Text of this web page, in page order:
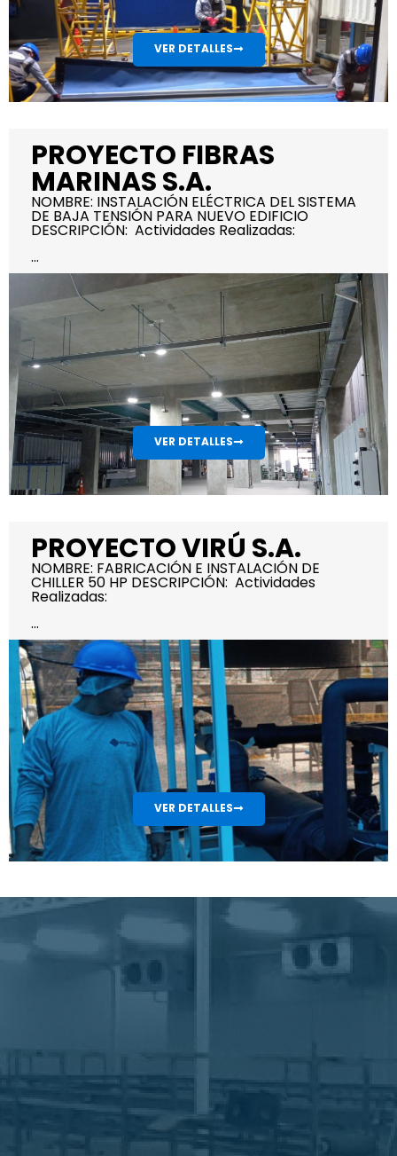
VER DETALLES
PROYECTO FIBRAS
MARINAS S.A.
NOMBRE: INSTALACIÓN ELÉCTRICA DEL SISTEMA
DE BAJA TENSIÓN PARA NUEVO EDIFICIO
DESCRIPCIÓN: Actividades Realizadas:
...
VER DETALLES
PROYECTO VIRÚ S.A.
NOMBRE: FABRICACIÓN E INSTALACIÓN DE
CHILLER 50 HP DESCRIPCIÓN: Actividades
Realizadas:
...
VER DETALLES